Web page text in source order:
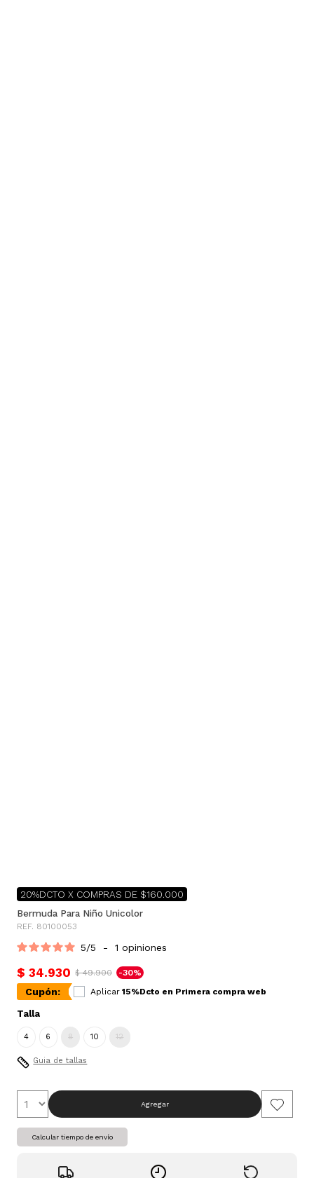
20%DCTO X COMPRAS DE $160.000
Bermuda Para Niño Unicolor
REF. 80100053
5/5 - 1 opiniones
$ 34.930 $ 49.900 -30%
Cupón: Aplicar 15%Dcto en Primera compra web
Talla
4 6 8 10 12
Guia de tallas
Agregar
Calcular tiempo de envío